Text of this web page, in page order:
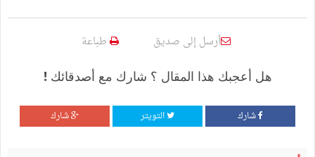
أرسل إلى صديق طباعة
هل أعجبك هذا المقال ؟ شارك مع أصدقائك !
شارك التويتر شارك